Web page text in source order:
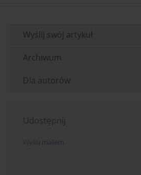
Wyślij swój artykuł
Archiwum
Dla autorów
Udostępnij
Wyślij mailem